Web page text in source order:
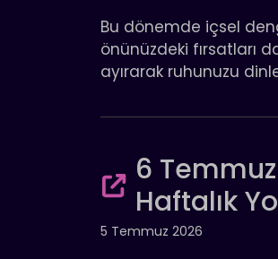
Bu dönemde içsel
önünüzdeki fırsatları
ayırarak ruhunuzu
6
Haftalık
5 Temmuz 2026